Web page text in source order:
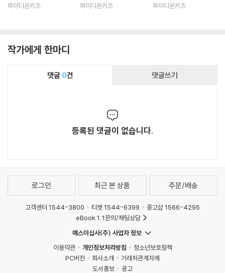
파이디온키즈 파이디온키즈 파이디온키즈
작가에게 한마디
댓글 0건 댓글쓰기
등록된 댓글이 없습니다.
로그인 최근 본 상품 주문/배송
고객센터 1544-3800 티켓 1544-6399
중고샵 1566-4295
eBook 1:1문의/채팅상담
예스이십사(주) 사업자 정보
이용약관
개인정보처리방침
청소년보호정책
PC버전
회사소개
거래처관계자께
도서홍보
광고